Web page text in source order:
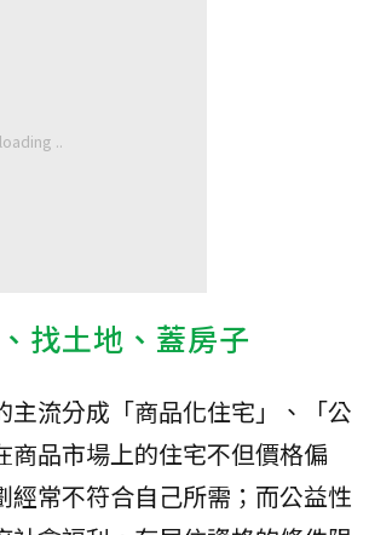
找土地、蓋房子
主流分成「商品化住宅」、「公
商品市場上的住宅不但價格偏
經常不符合自己所需；而公益性